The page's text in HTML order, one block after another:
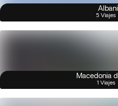
5 Viajes
Macedonia
1 Viajes